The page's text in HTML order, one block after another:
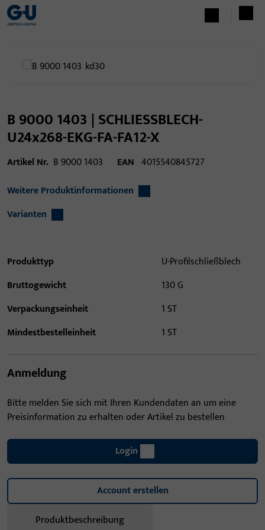
B 9000 1403 | SCHLIESSBLECH-
U24x268-EKG-FA-FA12-X
Artikel Nr. B 9000 1403 EAN 4015540845727
Weitere Produktinformationen
Varianten
Produkttyp
U-Profilschließblech
Bruttogewicht
130 G
Verpackungseinheit
1 ST
Mindestbestelleinheit
1 ST
Anmeldung
Bitte melden Sie sich mit Ihren Kundendaten an um eine
Preisinformation zu erhalten oder Artikel zu bestellen
Login
Account erstellen
Produktbeschreibung